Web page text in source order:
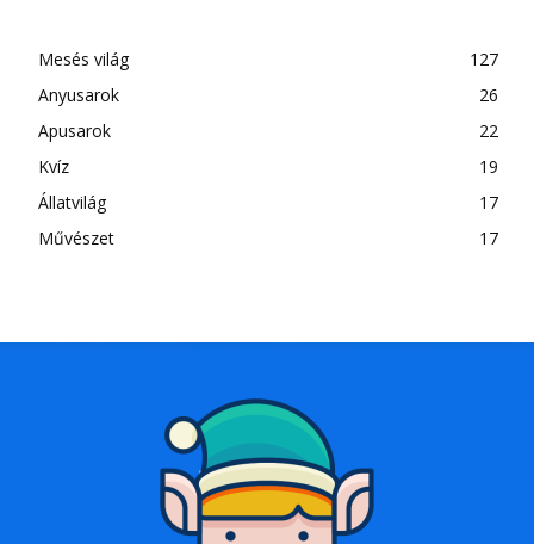
Mesés világ
127
Anyusarok
26
Apusarok
22
Kvíz
19
Állatvilág
17
Művészet
17